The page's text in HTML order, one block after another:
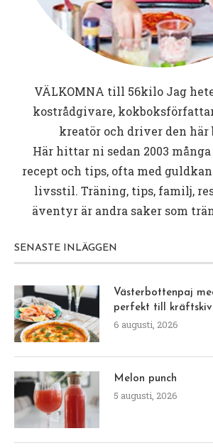
VÄLKOMNA till 56kiloJag
kostrådgivare,
kreatör och driver den här
Här hittar ni sedan 2003
recept och tips, ofta med
livsstil. Träning, tips, familj,
äventyr är andra saker som
SENASTE INLÄGGEN
Västerbottenpaj
perfekt till
6 augusti, 2026
Melon punch
5 augusti, 2026